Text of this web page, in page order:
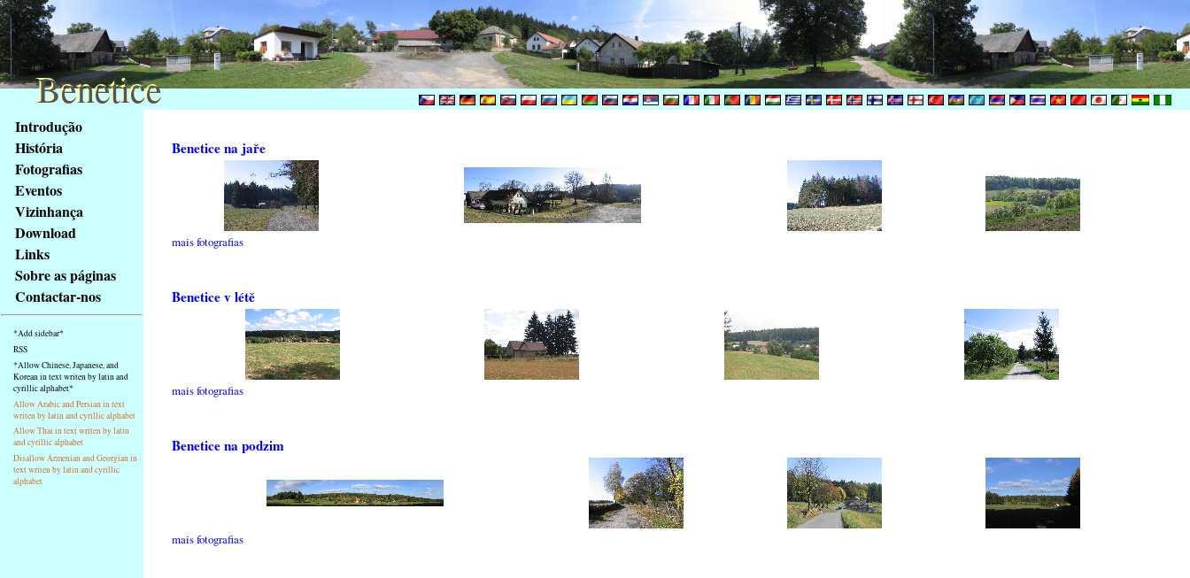
obsah
stránky
Klávesové
zkratky
tomto
webu
základní
Hlavní
strana
Introdução
História
Fotografias
Eventos
Vizinhança
Download
Links
Sobre as páginas
Contactar-nos
*Add sidebar*
RSS
*Allow Chinese, Japanese, and
Korean in text writen by latin and
cyrillic alphabet*
Allow Arabic and Persian in text
writen by latin and cyrillic alphabet
Allow Thai in text writen by latin
and cyrillic alphabet
Disallow Armenian and Georgian in
text writen by latin and cyrillic
alphabet
Benetice na jaře
mais fotografias
Benetice v létě
mais fotografias
Benetice na podzim
mais fotografias
Benetice
Benetice